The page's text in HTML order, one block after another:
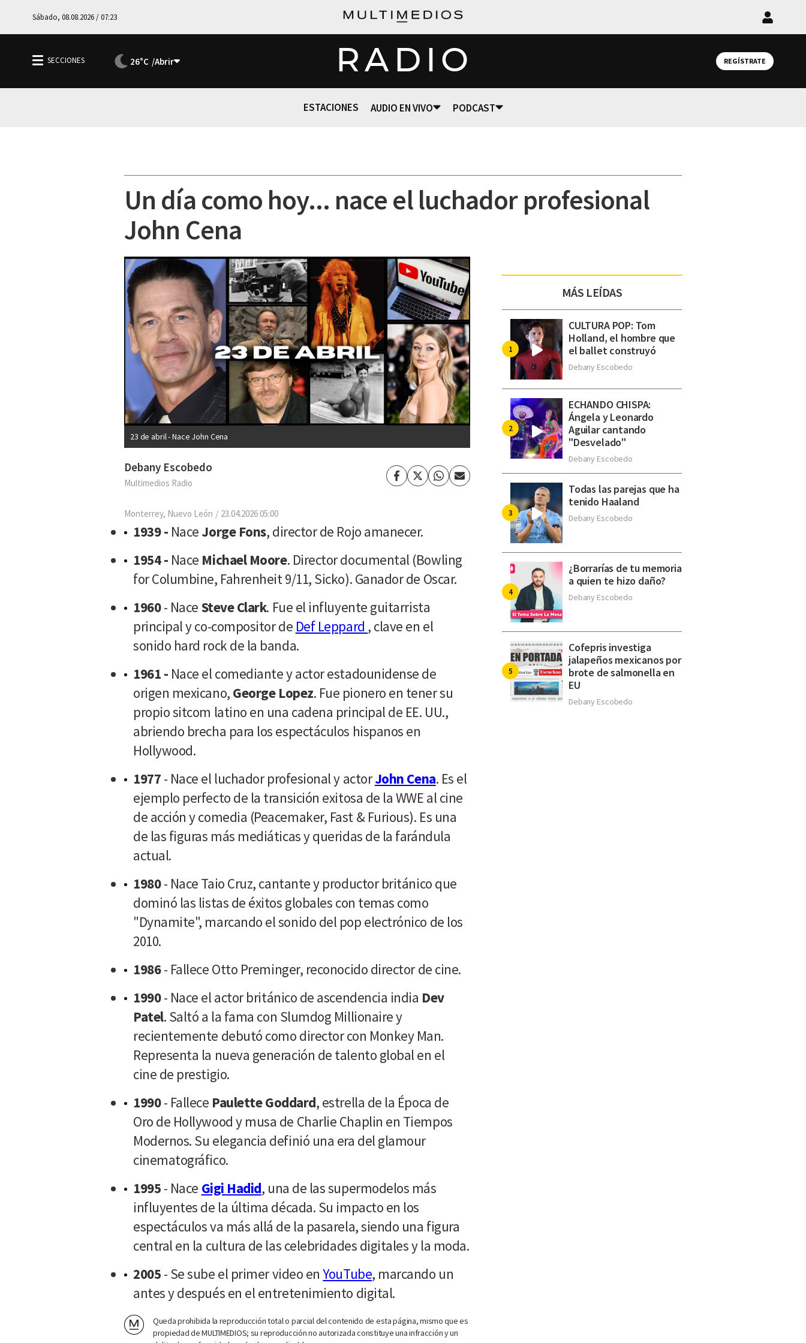
Sábado, 08.08.2026 / 07:23
Iniciar
26°C RADIO REGÍSTRATE
ESTACIONES AUDIO EN VIVO PODCAST
Un día como hoy... nace el luchador profesional
John Cena
23 de abril - Nace John Cena
Debany Escobedo
Multimedios Radio Facebook
TwitterWhatsapp
Enviar
Monterrey, Nuevo León 23.04.2026 05:00
1939 - Nace Jorge Fons, director de Rojo amanecer.
1954 - Nace Michael Moore. Director documental (Bowling
for Columbine, Fahrenheit 9/11, Sicko). Ganador de Oscar.
1960- Nace Steve Clark. Fue el influyente guitarrista
principal y co-compositor de Def Leppard , clave en el
sonido hard rock de la banda.
1961 - Nace el comediante y actor estadounidense de
origen mexicano, George Lopez. Fue pionero en tener su
propio sitcom latino en una cadena principal de EE. UU.,
abriendo brecha para los espectáculos hispanos en
Hollywood.
1977 - Nace el luchador profesional y actorJohn Cena. Es el
ejemplo perfecto de la transición exitosa de la WWE al cine
de acción y comedia (Peacemaker, Fast & Furious). Es una
de las figuras más mediáticas y queridas de la farándula
actual.
1980- Nace Taio Cruz, cantante y productor británico que
dominó las listas de éxitos globales con temas como
"Dynamite", marcando el sonido del pop electrónico de los
2010.
1986- Fallece Otto Preminger, reconocido director de cine.
1990- Nace el actor británico de ascendencia india Dev
Patel. Saltó a la fama con Slumdog Millionaire y
recientemente debutó como director con Monkey Man.
Representa la nueva generación de talento global en el
cine de prestigio.
1990- Fallece Paulette Goddard, estrella de la Época de
Oro de Hollywood y musa de Charlie Chaplin en Tiempos
Modernos. Su elegancia definió una era del glamour
cinematográfico.
1995 - Nace Gigi Hadid, una de las supermodelos más
influyentes de la última década. Su impacto en los
espectáculos va más allá de la pasarela, siendo una figura
central en la cultura de las celebridades digitales y la moda.
2005 - Se sube el primer video enYouTube, marcando un
antes y después en el entretenimiento digital.
Queda prohibida la reproducción total o parcial del contenido de esta página, mismo que es
propiedad de MULTIMEDIOS; su reproducción no autorizada constituye una infracción y un
MÁS LEÍDAS
CULTURA POP: Tom
Holland, el hombre que
el ballet construyó
Debany Escobedo
ECHANDO CHISPA:
Ángela y Leonardo
Aguilar cantando
"Desvelado"
Debany Escobedo
Todas las parejas que ha
tenido Haaland
Debany Escobedo
¿Borrarías de tu memoria
a quien te hizo daño?
Debany Escobedo
Cofepris investiga
jalapeños mexicanos por
brote de salmonella en
EU
Debany Escobedo